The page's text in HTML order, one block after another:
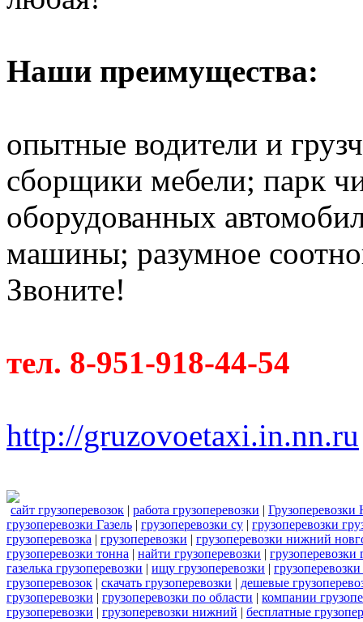
Наши преимущества:
опытные водители и
сборщики мебели; парк
оборудованных
машины; разумное
Звоните!
тел. 8-951-918-44-54
http://gruzovoetaxi.in.nn.ru
сайт грузоперевозок | работа грузоперевозки |
грузоперевозки Газель | грузоперевозки су | грузоперевозки
грузоперевозка | грузоперевозки | грузоперевозки нижний
грузоперевозки тонна | найти грузоперевозки |
газелька грузоперевозки | ищу грузоперевозки |
грузоперевозок | скачать грузоперевозки | дешевые
грузоперевозки | грузоперевозки по области | компании
грузоперевозки | грузоперевозки нижний | бесплатные